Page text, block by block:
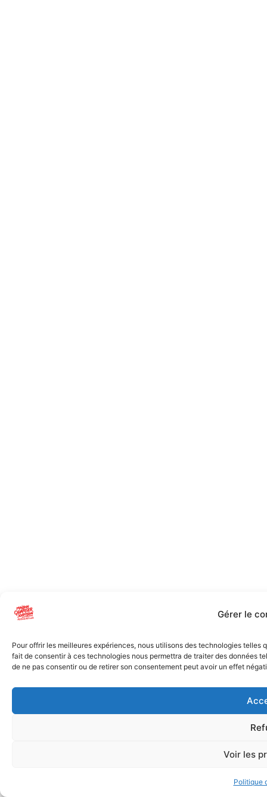
Gérer le
Pour offrir les meilleures expériences, nous utilisons des technologies
fait de consentir à ces technologies nous permettra de traiter des données
de ne pas consentir ou de retirer son consentement peut avoir un effet
Voir les
Politique